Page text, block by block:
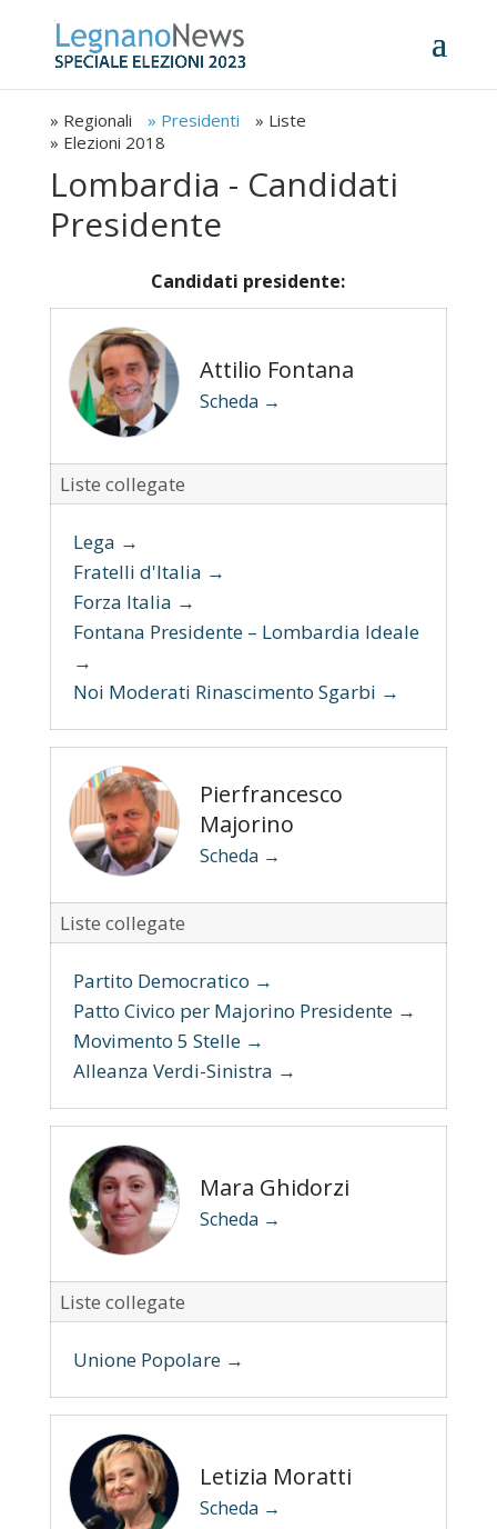
» Regionali » Presidenti
» Liste
» Elezioni 2018
Lombardia - Candidati
Presidente
Candidati presidente:
Attilio Fontana
Scheda →
Liste collegate
Lega →
Fratelli d'Italia →
Forza Italia →
Fontana Presidente – Lombardia Ideale
→
Noi Moderati Rinascimento Sgarbi →
Pierfrancesco
Majorino
Scheda →
Liste collegate
Partito Democratico →
Patto Civico per Majorino Presidente →
Movimento 5 Stelle →
Alleanza Verdi-Sinistra →
Mara Ghidorzi
Scheda →
Liste collegate
Unione Popolare →
Letizia Moratti
Scheda →